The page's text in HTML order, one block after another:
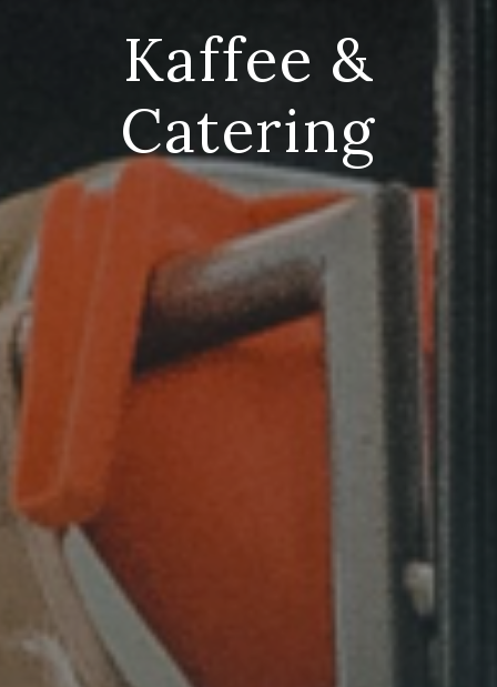
Kaffee &
Catering